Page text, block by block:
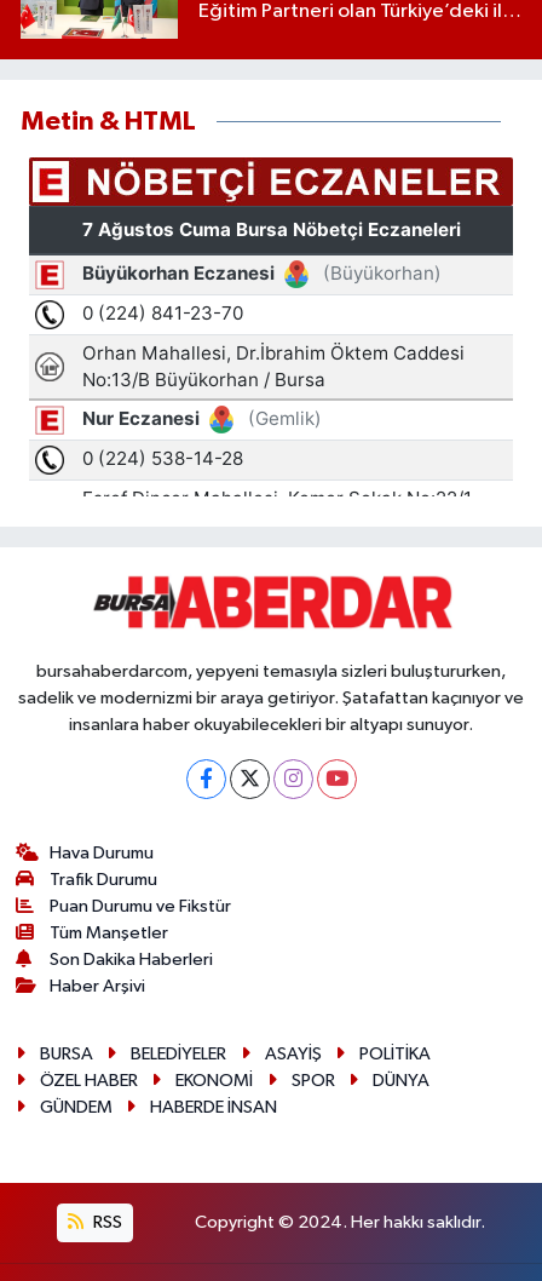
Eğitim Partneri olan Türkiye’deki ilk
Metin & HTML
bursahaberdarcom, yepyeni temasıyla sizleri buluştururken,
sadelik ve modernizmi bir araya getiriyor. Şatafattan kaçınıyor ve
insanlara haber okuyabilecekleri bir altyapı sunuyor.
Hava Durumu
Trafik Durumu
Puan Durumu ve Fikstür
Tüm Manşetler
Son Dakika Haberleri
Haber Arşivi
BURSA BELEDİYELER ASAYİŞ
POLİTİKA
ÖZEL HABER
EKONOMİ SPOR
DÜNYA
GÜNDEM
HABERDE İNSAN
RSS Copyright © 2024. Her hakkı saklıdır.